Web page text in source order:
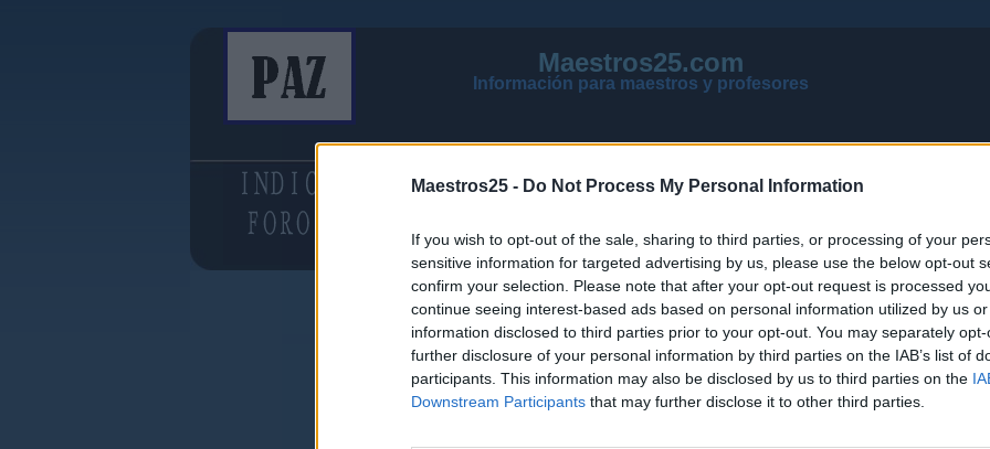
Maestros25 - Do Not Process My Personal Information
If you wish to opt-out of the sale, sharing to third parties, or processing of your
sensitive information for targeted advertising by us, please use the below opt-out
confirm your selection. Please note that after your opt-out request is processed
continue seeing interest-based ads based on personal information utilized by us
information disclosed to third parties prior to your opt-out. You may separately
further disclosure of your personal information by third parties on the IAB’s list of
participants. This information may also be disclosed by us to third parties on the
Downstream Participants that may further disclose it to other third parties.
Maestros25.com
Información para maestros y profesores
VER MENSAJES NUEVOS DE TODOS LOS FOROS
NOTICIAS ACTUALIZADAS OPOSICIONES 2026
PÁGINA PRINCIPAL DE MAESTROS25